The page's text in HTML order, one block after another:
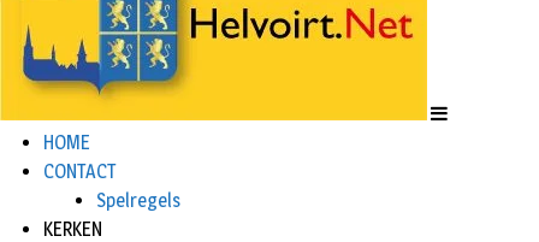
HOME
CONTACT
Spelregels
KERKEN